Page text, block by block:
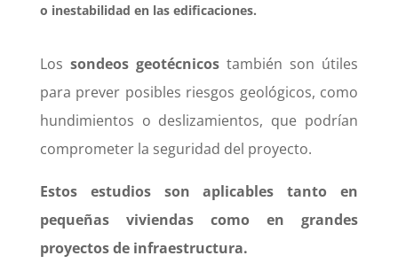
o inestabilidad en las edificaciones.
Los sondeos geotécnicostambién son útiles
para prever posibles riesgos geológicos, como
hundimientos o deslizamientos, que podrían
comprometer la seguridad del proyecto.
Estos estudios son aplicables tanto en
pequeñas viviendas como en grandes
proyectos de infraestructura.